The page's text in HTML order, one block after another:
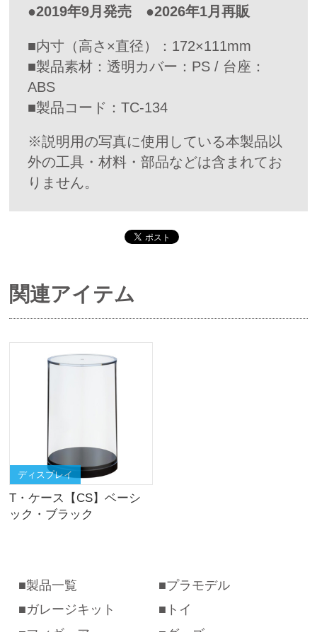
●2019年9月発売 ●2026年1月再販
■内寸（高さ×直径）：172×111mm
■製品素材：透明カバー：PS / 台座：
ABS
■製品コード：TC-134
※説明用の写真に使用している本製品以
外の工具・材料・部品などは含まれてお
りません。
関連アイテム
ディスプレイ
T・ケース【CS】ベーシ
ック・ブラック
製品一覧
プラモデル
ガレージキット
トイ